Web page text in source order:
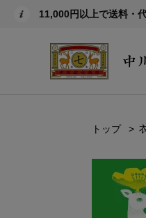
11,000円以上で送料・
トップ